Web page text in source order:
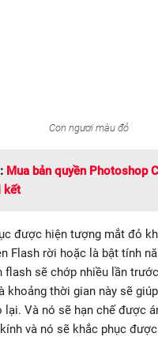
Con ngươi màu đỏ
Mua bản quyền Photoshop
kết
được hiện tượng mắt đỏ
Flash rời hoặc là bật tính
flash sẽ chớp nhiều lần
khoảng thời gian này sẽ
Và nó sẽ hạn chế được
và nó sẽ khắc phục